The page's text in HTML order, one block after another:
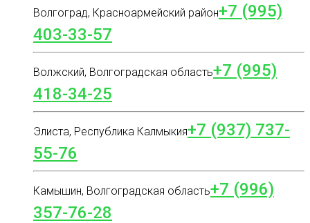
Волгоград, Красноармейский район+7 (995)
403-33-57
Волжский, Волгоградская область+7 (995)
418-34-25
Элиста, Республика Калмыкия+7 (937) 737-
55-76
Камышин, Волгоградская область+7 (996)
357-76-28